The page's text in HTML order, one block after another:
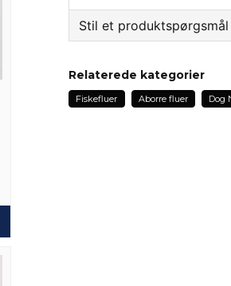
Stil et produktspørgsmål
Spørg os om noget
Relaterede kategorier
Fiskefluer Aborre fluer Dog